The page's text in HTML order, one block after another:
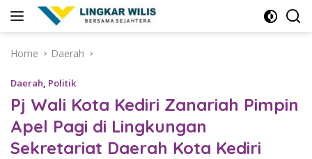
Home
Daerah
Daerah, Politik
Pj Wali Kota Kediri Zanariah Pimpin
Apel Pagi di Lingkungan
Sekretariat Daerah Kota Kediri